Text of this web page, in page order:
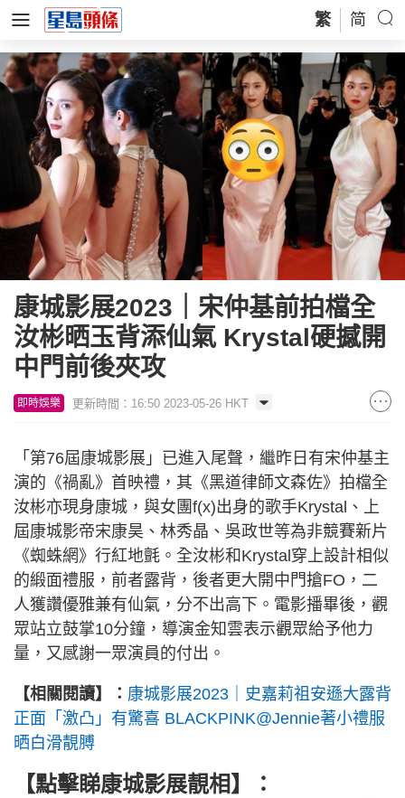
繁 简
康城影展2023｜宋仲基前拍檔全
汝彬晒玉背添仙氣 Krystal硬撼開
中門前後夾攻
即時娛樂 更新時間：16:50 2023-05-26 HKT
「第76屆康城影展」已進入尾聲，繼昨日有宋仲基主
演的《禍亂》首映禮，其《黑道律師文森佐》拍檔全
汝彬亦現身康城，與女團f(x)出身的歌手Krystal、上
屆康城影帝宋康昊、林秀晶、吳政世等為非競賽新片
《蜘蛛網》行紅地氈。全汝彬和Krystal穿上設計相似
的緞面禮服，前者露背，後者更大開中門搶FO，二
人獲讚優雅兼有仙氣，分不出高下。電影播畢後，觀
眾站立鼓掌10分鐘，導演金知雲表示觀眾給予他力
量，又感謝一眾演員的付出。
【相關閱讀】： 康城影展2023｜史嘉莉祖安遜大露背
正面「激凸」有驚喜 BLACKPINK@Jennie著小禮服
晒白滑靚膊
【點擊睇康城影展靚相】：